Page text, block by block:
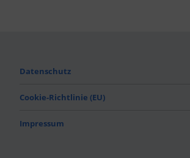
Datenschutz
Cookie-Richtlinie (EU)
Impressum